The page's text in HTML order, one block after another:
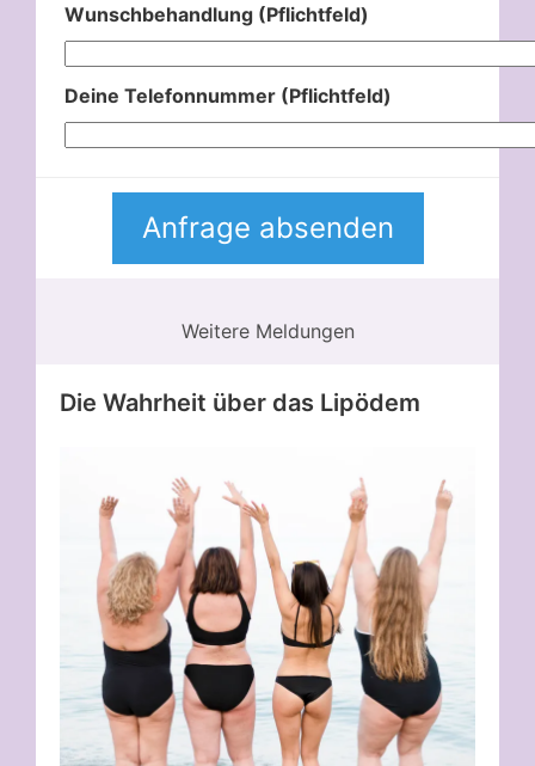
Wunschbehandlung (Pflichtfeld)
Deine Telefonnummer (Pflichtfeld)
Weitere Meldungen
Die Wahrheit über das Lipödem